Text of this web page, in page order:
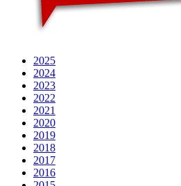
2025
2024
2023
2022
2021
2020
2019
2018
2017
2016